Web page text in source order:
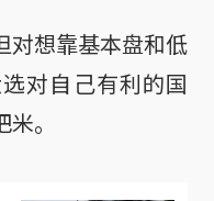
对想靠基本盘和低
对自己有利的国
。